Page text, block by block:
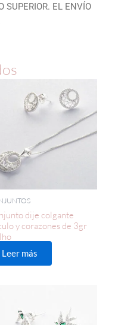
SUPERIOR. EL ENVÍO
dije colgante
y corazones de 3gr
Leer más